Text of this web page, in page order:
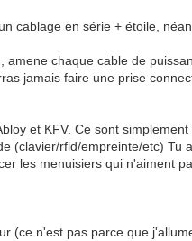
cablage en série + étoile,
chaque cable de
jamais faire une prise
et KFV. Ce sont
(clavier/rfid/empreinte/etc) Tu
les menuisiers qui n'aiment
(ce n'est pas parce que